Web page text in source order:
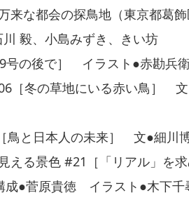
来な都会の探鳥地（東京都葛飾
毅、小島みずき、きい坊
号の後で］ イラスト●赤勘兵
［冬の草地にいる赤い鳥］
鳥と日本人の未来］ 文●細川
える景色 #21［「リアル」を求
●菅原貴徳 イラスト●木下千